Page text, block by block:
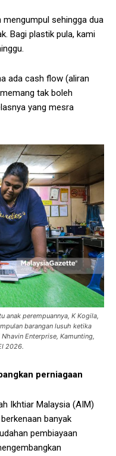
mengumpul sehingga dua
Bagi plastik pula, kami
ada cash flow (aliran
tak boleh
yang mesra
anak perempuannya, K Kogila,
barangan lusuh ketika
Enterprise, Kamunting,
2026.
perniagaan
Ikhtiar Malaysia (AIM)
banyak
pembiayaan